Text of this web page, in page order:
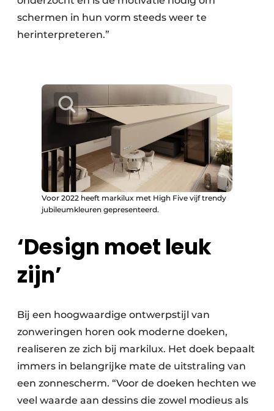
schermen in hun vorm steeds weer te
herinterpreteren.”
Voor 2022 heeft markilux met High Five vijf trendy
jubileumkleuren gepresenteerd.
‘Design moet leuk
zijn’
Bij een hoogwaardige ontwerpstijl van
zonweringen horen ook moderne doeken,
realiseren ze zich bij markilux. Het doek bepaalt
immers in belangrijke mate de uitstraling van
een zonnescherm. “Voor de doeken hechten we
veel waarde aan dessins die zowel modieus als